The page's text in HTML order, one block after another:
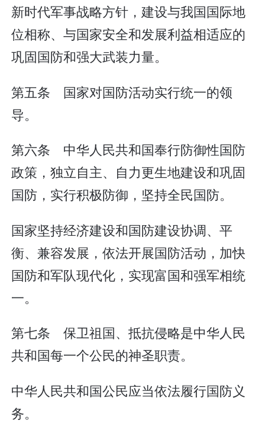
新时代军事战略方针，建设与我国国际地
位相称、与国家安全和发展利益相适应的
巩固国防和强大武装力量。
第五条 国家对国防活动实行统一的领
导。
第六条 中华人民共和国奉行防御性国防
政策，独立自主、自力更生地建设和巩固
国防，实行积极防御，坚持全民国防。
国家坚持经济建设和国防建设协调、平
衡、兼容发展，依法开展国防活动，加快
国防和军队现代化，实现富国和强军相统
一。
第七条 保卫祖国、抵抗侵略是中华人民
共和国每一个公民的神圣职责。
中华人民共和国公民应当依法履行国防义
务。